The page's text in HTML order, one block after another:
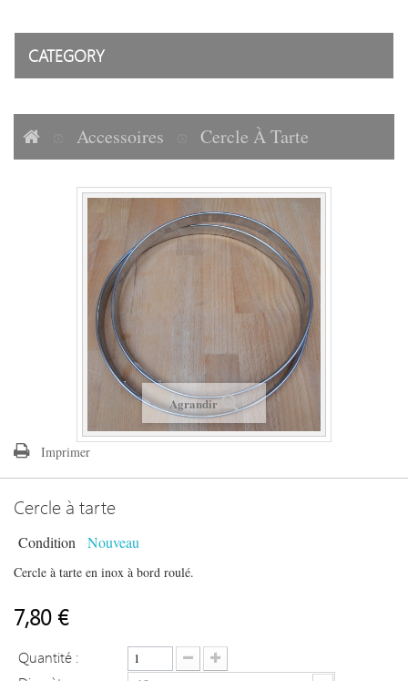
CATEGORY
Accessoires Cercle À Tarte
Agrandir
Imprimer
Cercle à tarte
Condition Nouveau
Cercle à tarte en inox à bord roulé.
7,80 €
Quantité :